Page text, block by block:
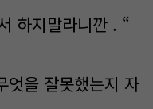
하지말라니깐 . “
엇을 잘못했는지 자